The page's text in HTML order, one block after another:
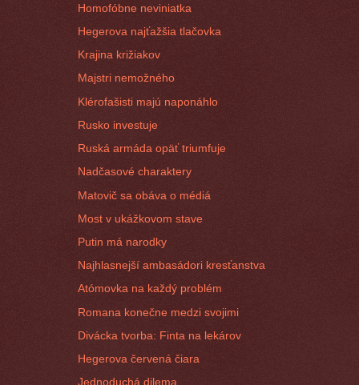
Homofóbne neviniatka
Hegerova najťažšia tlačovka
Krajina križiakov
Majstri nemožného
Klérofašisti majú naponáhlo
Rusko investuje
Ruská armáda opäť triumfuje
Nadčasové charaktery
Matovič sa obáva o médiá
Most v ukážkovom stave
Putin má narodky
Najhlasnejší ambasádori kresťanstva
Atómovka na každý problém
Romana konečne medzi svojimi
Divácka tvorba: Finta na lekárov
Hegerova červená čiara
Jednoduchá dilema